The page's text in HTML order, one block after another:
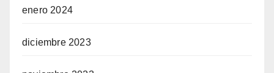
enero 2024
diciembre 2023